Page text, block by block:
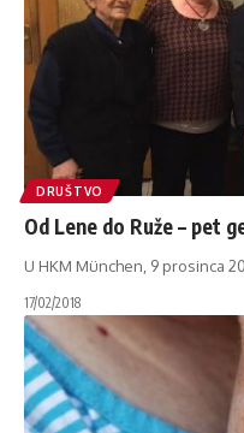
DRUŠTVO
Od Lene do Ruže – pet
U HKM München, 9 prosinca
17/02/2018